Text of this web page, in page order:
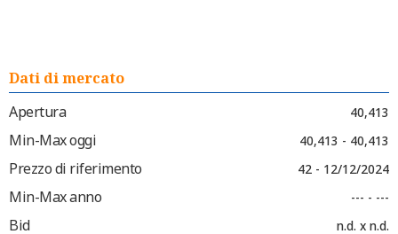
Dati di mercato
Apertura
40,413
Min-Max oggi 40,413 - 40,413
Prezzo di riferimento 42 - 12/12/2024
Min-Max anno --- - ---
Bid n.d. x n.d.